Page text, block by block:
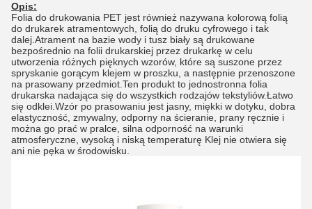
Opis:
Folia do drukowania PET jest również nazywana kolorową folią
do drukarek atramentowych, folią do druku cyfrowego i tak
dalej.Atrament na bazie wody i tusz biały są drukowane
bezpośrednio na folii drukarskiej przez drukarkę w celu
utworzenia różnych pięknych wzorów, które są suszone przez
spryskanie gorącym klejem w proszku, a następnie przenoszone
na prasowany przedmiot.Ten produkt to jednostronna folia
drukarska nadająca się do wszystkich rodzajów tekstyliów.Łatwo
się odklei.Wzór po prasowaniu jest jasny, miękki w dotyku, dobra
elastyczność, zmywalny, odporny na ścieranie, prany ręcznie i
można go prać w pralce, silna odporność na warunki
atmosferyczne, wysoką i niską temperaturę Klej nie otwiera się
ani nie pęka w środowisku.